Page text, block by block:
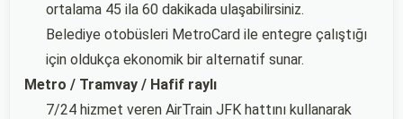
ortalama 45 ila 60 dakikada ulaşabilirsiniz.
Belediye otobüsleri MetroCard ile entegre çalıştığı
için oldukça ekonomik bir alternatif sunar.
Metro / Tramvay / Hafif raylı
7/24 hizmet veren AirTrain JFK hattını kullanarak